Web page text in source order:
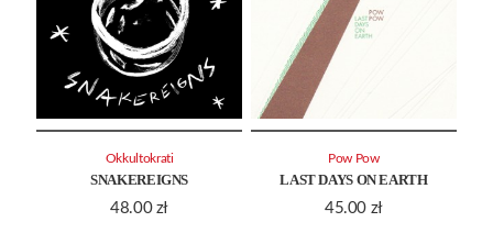
SNAKEREIGNS
48.00 zł
Okkultokrati
LAST DAYS ON EARTH
45.00 zł
Pow Pow